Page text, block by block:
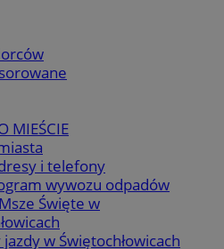
MIEŚCIE
i telefony
wywozu odpadów
Święte w
jazdy w Świętochłowicach